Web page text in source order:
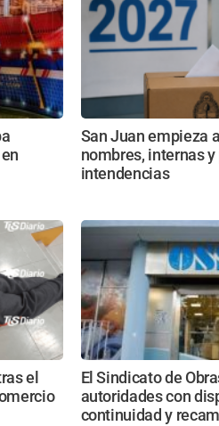
San Juan empieza
nombres, internas
intendencias
el
El Sindicato de
autoridades con
continuidad y